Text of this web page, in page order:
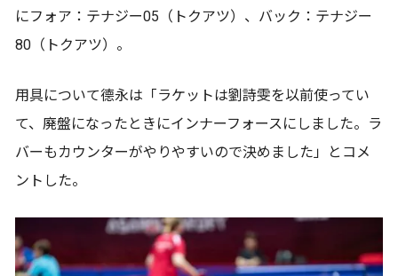
にフォア：テナジー05（トクアツ）、バック：テナジー
80（トクアツ）。
用具について德永は「ラケットは劉詩雯を以前使ってい
て、廃盤になったときにインナーフォースにしました。ラ
バーもカウンターがやりやすいので決めました」とコメ
ントした。